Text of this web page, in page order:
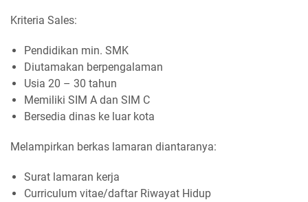
Kriteria Sales:
Pendidikan min. SMK
Diutamakan berpengalaman
Usia 20 – 30 tahun
Memiliki SIM A dan SIM C
Bersedia dinas ke luar kota
Melampirkan berkas lamaran diantaranya:
Surat lamaran kerja
Curriculum vitae/daftar Riwayat Hidup